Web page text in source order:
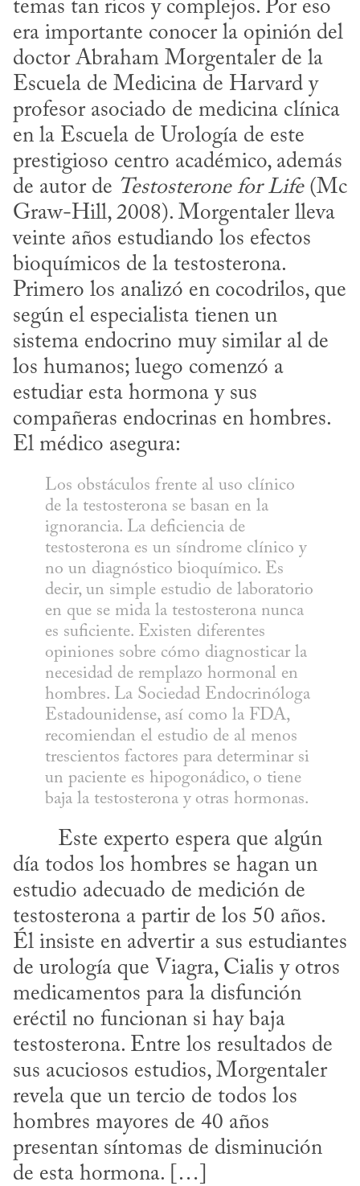
temas tan ricos y complejos. Por eso
era importante conocer la opinión del
doctor Abraham Morgentaler de la
Escuela de Medicina de Harvard y
profesor asociado de medicina clínica
en la Escuela de Urología de este
prestigioso centro académico, además
de autor de Testosterone for Life (Mc
Graw-Hill, 2008). Morgentaler lleva
veinte años estudiando los efectos
bioquímicos de la testosterona.
Primero los analizó en cocodrilos, que
según el especialista tienen un
sistema endocrino muy similar al de
los humanos; luego comenzó a
estudiar esta hormona y sus
compañeras endocrinas en hombres.
El médico asegura:
Los obstáculos frente al uso clínico
de la testosterona se basan en la
ignorancia. La deficiencia de
testosterona es un síndrome clínico y
no un diagnóstico bioquímico. Es
decir, un simple estudio de laboratorio
en que se mida la testosterona nunca
es suficiente. Existen diferentes
opiniones sobre cómo diagnosticar la
necesidad de remplazo hormonal en
hombres. La Sociedad Endocrinóloga
Estadounidense, así como la FDA,
recomiendan el estudio de al menos
trescientos factores para determinar si
un paciente es hipogonádico, o tiene
baja la testosterona y otras hormonas.
día todos los hombres se hagan un
estudio adecuado de medición de
testosterona a partir de los 50 años.
Él insiste en advertir a sus estudiantes
de urología que Viagra, Cialis y otros
medicamentos para la disfunción
eréctil no funcionan si hay baja
testosterona. Entre los resultados de
sus acuciosos estudios, Morgentaler
revela que un tercio de todos los
hombres mayores de 40 años
presentan síntomas de disminución
de esta hormona. […]